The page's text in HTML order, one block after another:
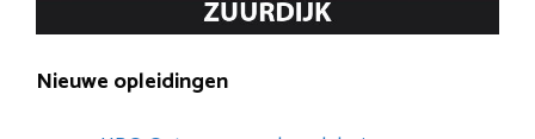
Nieuwe opleidingen